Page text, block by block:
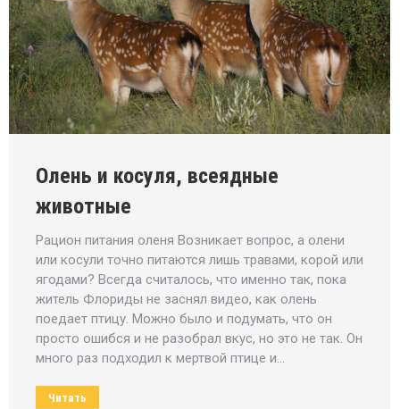
Олень и косуля, всеядные
животные
Рацион питания оленя Возникает вопрос, а олени
или косули точно питаются лишь травами, корой или
ягодами? Всегда считалось, что именно так, пока
житель Флориды не заснял видео, как олень
поедает птицу. Можно было и подумать, что он
просто ошибся и не разобрал вкус, но это не так. Он
много раз подходил к мертвой птице и…
Читать